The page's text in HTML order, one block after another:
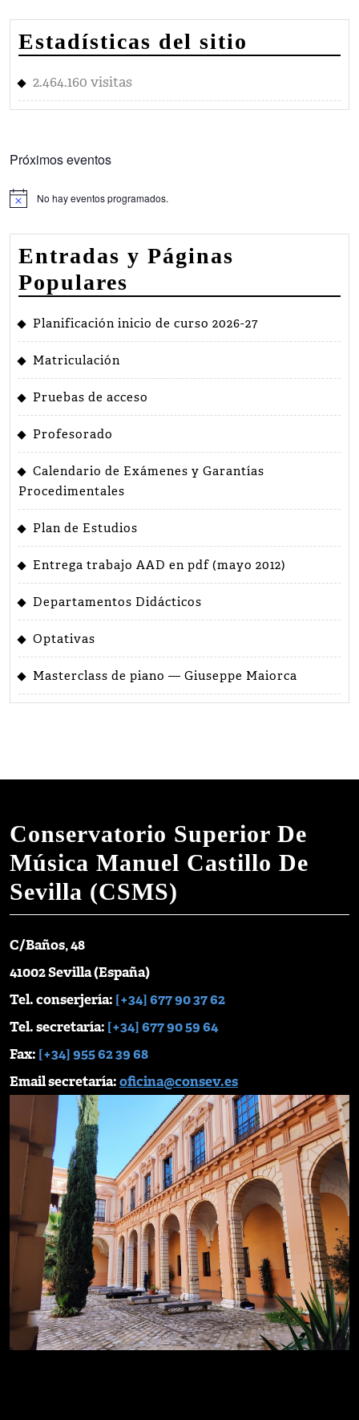
Estadísticas del sitio
2.464.160 visitas
Próximos eventos
Aviso No hay eventos programados.
Entradas y Páginas
Populares
Planificación inicio de curso 2026-27
Matriculación
Pruebas de acceso
Profesorado
Calendario de Exámenes y Garantías
Procedimentales
Plan de Estudios
Entrega trabajo AAD en pdf (mayo 2012)
Departamentos Didácticos
Optativas
Masterclass de piano — Giuseppe Maiorca
Conservatorio Superior De
Música Manuel Castillo De
Sevilla (CSMS)
C/Baños, 48
41002 Sevilla (España)
Tel. conserjería: [+34] 677 90 37 62
Tel. secretaría: [+34] 677 90 59 64
Fax: [+34] 955 62 39 68
Email secretaría:oficina@consev.es